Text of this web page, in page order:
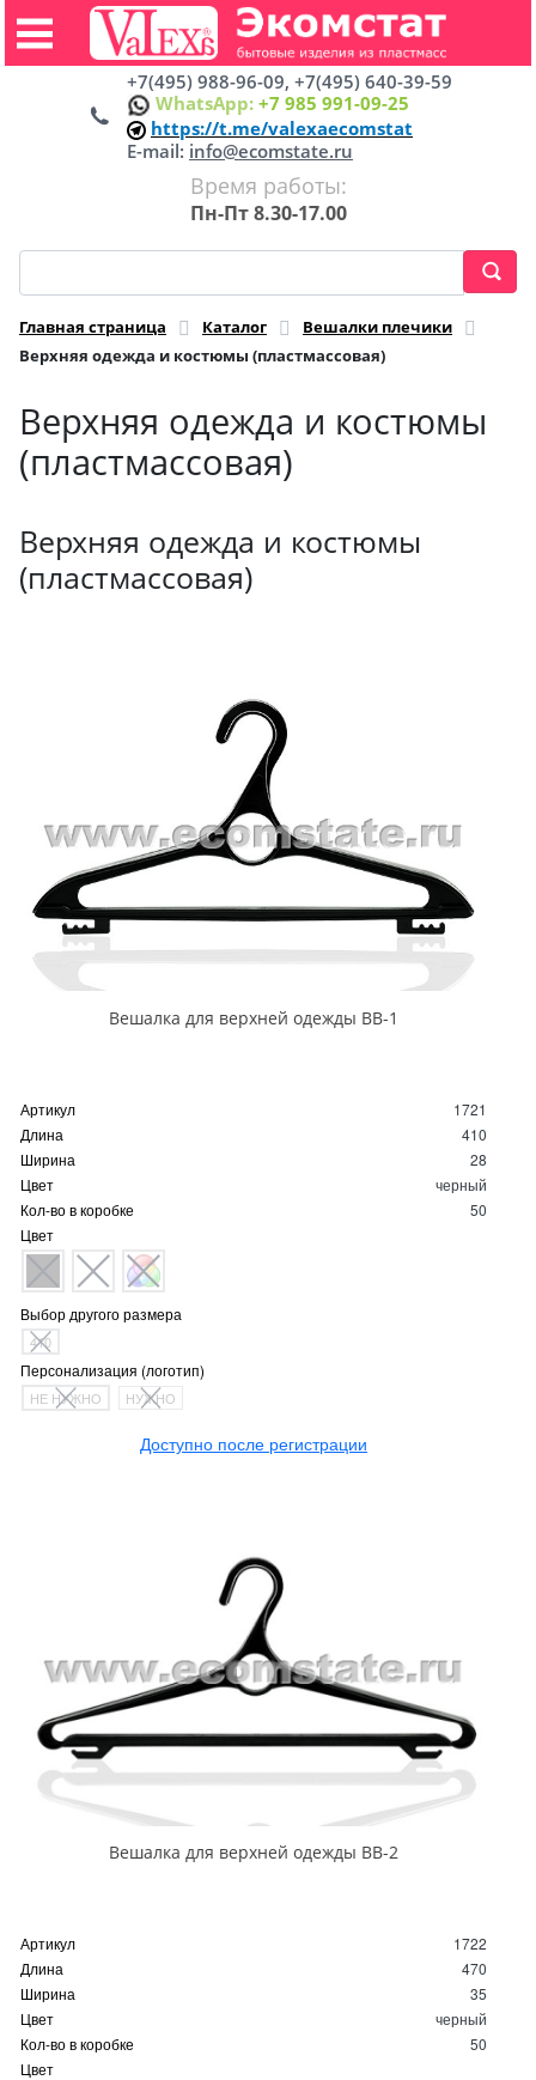
+7(495) 988-96-09, +7(495) 640-39-59
WhatsApp: +7 985 991-09-25
https://t.me/valexaecomstat
E-mail: info@ecomstate.ru
Время работы:
Пн-Пт 8.30-17.00
Главная страница Каталог
Вешалки плечики
Верхняя одежда и костюмы (пластмассовая)
Верхняя одежда и костюмы
(пластмассовая)
Верхняя одежда и костюмы
(пластмассовая)
Вешалка для верхней одежды ВВ-1
Артикул
1721
Длина
410
Ширина
28
Цвет
черный
Кол-во в коробке
50
Цвет
Выбор другого размера
410
Персонализация (логотип)
НЕ НУЖНО НУЖНО
Доступно после регистрации
Вешалка для верхней одежды ВВ-2
Артикул
1722
Длина
470
Ширина
35
Цвет
черный
Кол-во в коробке
50
Цвет